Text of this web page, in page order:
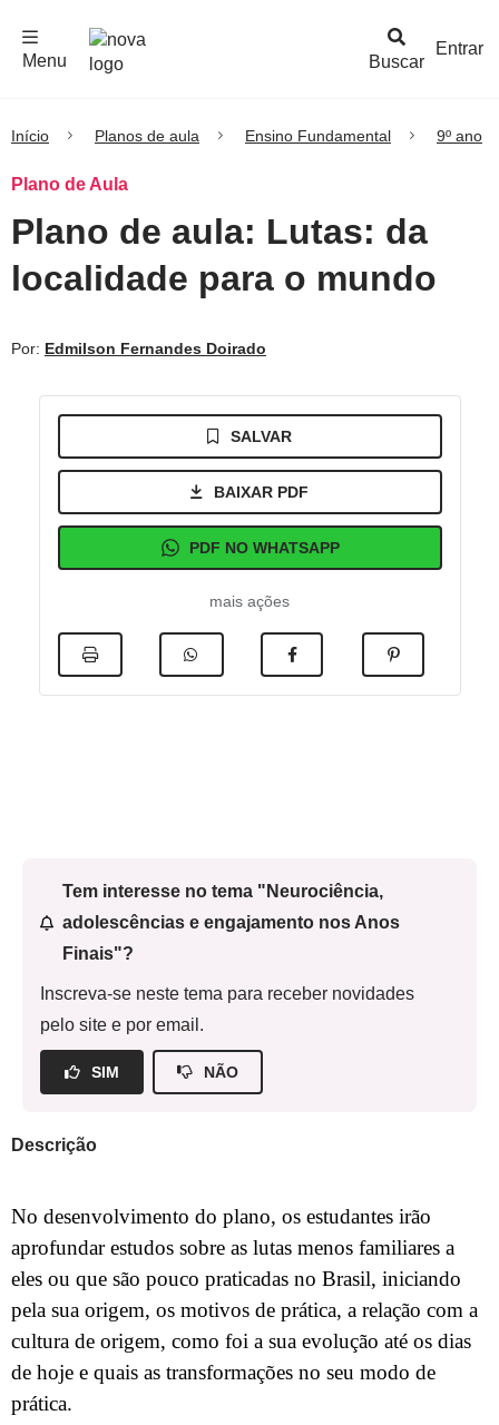
Buscar
Menu
Entrar
Início Planos de aula Ensino Fundamental 9º ano
Plano de Aula
Plano de aula: Lutas: da
localidade para o mundo
Por: Edmilson Fernandes Doirado
SALVAR
BAIXAR PDF
PDF NO WHATSAPP
mais ações
Tem interesse no tema "Neurociência,
adolescências e engajamento nos Anos
Finais"?
Inscreva-se neste tema para receber novidades
pelo site e por email.
SIM NÃO
Descrição
No desenvolvimento do plano, os estudantes irão
aprofundar estudos sobre as lutas menos familiares a
eles ou que são pouco praticadas no Brasil, iniciando
pela sua origem, os motivos de prática, a relação com a
cultura de origem, como foi a sua evolução até os dias
de hoje e quais as transformações no seu modo de
prática.